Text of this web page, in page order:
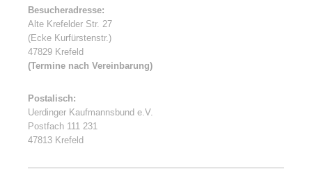
Besucheradresse:
Alte Krefelder Str. 27
(Ecke Kurfürstenstr.)
47829 Krefeld
(Termine nach Vereinbarung)
Postalisch:
Uerdinger Kaufmannsbund e.V.
Postfach 111 231
47813 Krefeld